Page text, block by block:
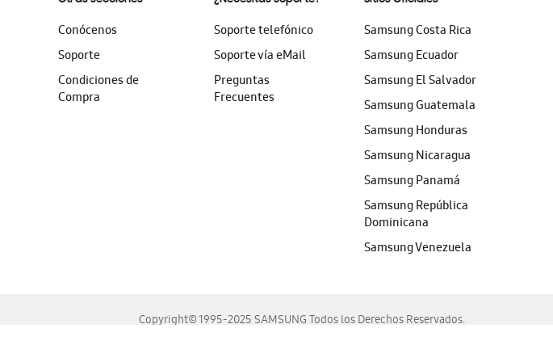
Conócenos
Soporte
Condiciones de
Compra
Soporte telefónico
Soporte vía eMail
Preguntas
Frecuentes
Samsung Costa Rica
Samsung Ecuador
Samsung El Salvador
Samsung Guatemala
Samsung Honduras
Samsung Nicaragua
Samsung Panamá
Samsung República
Dominicana
Samsung Venezuela
Copyright© 1995-2025 SAMSUNG Todos los Derechos Reservados.